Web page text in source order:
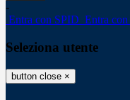
-
Entra con SPID Entra
Seleziona utente
button close ×